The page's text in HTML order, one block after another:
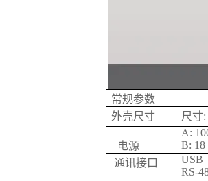
常规参数
外壳尺寸
尺寸:
电源
A:
B: 18
通讯接口
USB
RS-